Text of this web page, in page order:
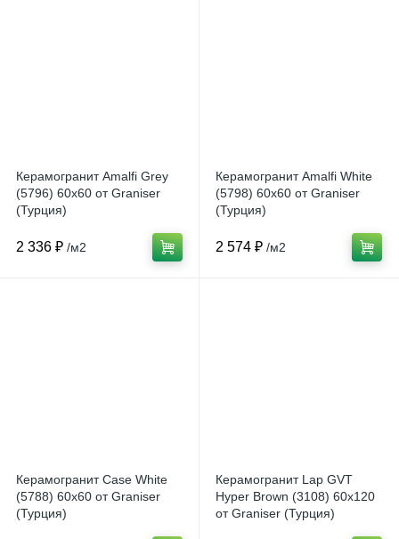
Керамогранит Amalfi Grey
(5796) 60x60 от Graniser
(Турция)
2 336 ₽ /м2
Керамогранит Amalfi White
(5798) 60x60 от Graniser
(Турция)
2 574 ₽ /м2
Керамогранит Case White
(5788) 60x60 от Graniser
(Турция)
Керамогранит Lap GVT
Hyper Brown (3108) 60x120
от Graniser (Турция)